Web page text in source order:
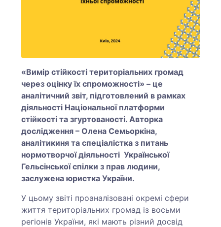
«Вимір стійкості територіальних громад
через оцінку їх спроможності» – це
аналітичний звіт, підготовлений в рамках
діяльності Національної платформи
стійкості та згуртованості. Авторка
дослідження – Олена Семьоркіна,
аналітикиня та спеціалістка з питань
нормотворчої діяльності Української
Гельсінської спілки з прав людини,
заслужена юристка України.
У цьому звіті проаналізовані окремі сфери
життя територіальних громад із восьми
регіонів України, які мають різний досвід